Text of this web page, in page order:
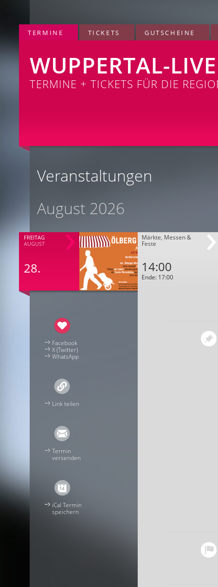
TERMINE TICKETS GUTSCHEINE
WUPPERTAL-LIVE
TERMINE + TICKETS FÜR DIE
Veranstaltungen
August 2026
FREITAG
AUGUST
28.
Märkte, Messen &
Feste
14:00
Ende: 17:00
Facebook
X (Twitter)
WhatsApp
Link teilen
Termin
versenden
iCal Termin
speichern